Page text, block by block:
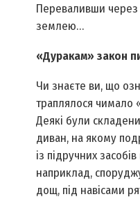
Переваливши через
землею…
«Дуракам» закон
Чи знаєте ви, що
траплялося чимало
Деякі були
диван, на якому
із підручних
наприклад,
дощ, під навісами